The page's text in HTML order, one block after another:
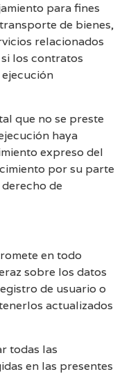
para fines
de bienes,
relacionados
los contratos
que no se preste
haya
expreso del
por su parte
de
en todo
sobre los datos
de usuario o
actualizados
todas las
en las presentes